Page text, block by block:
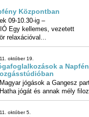
Központban
– szeptember 10-én,
Katalin. (10 ezer Ft) •
június 2.
hatás a
Trainer L250–
Felejtse el az éhezést